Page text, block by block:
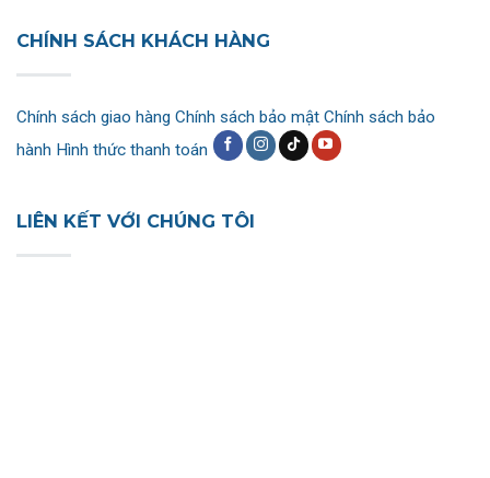
CHÍNH SÁCH KHÁCH HÀNG
Chính sách giao hàng Chính sách bảo mật Chính sách bảo
hành Hình thức thanh toán
LIÊN KẾT VỚI CHÚNG TÔI